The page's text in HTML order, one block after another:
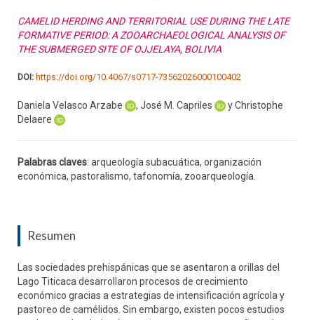
CAMELID HERDING AND TERRITORIAL USE DURING THE LATE
FORMATIVE PERIOD: A ZOOARCHAEOLOGICAL ANALYSIS OF
THE SUBMERGED SITE OF OJJELAYA, BOLIVIA
DOI: https://doi.org/10.4067/s0717-73562026000100402
Daniela Velasco Arzabe , José M. Capriles
y Christophe
Delaere
Palabras claves: arqueología subacuática, organización
económica, pastoralismo, tafonomía, zooarqueología.
Resumen
Las sociedades prehispánicas que se asentaron a orillas del
Lago Titicaca desarrollaron procesos de crecimiento
económico gracias a estrategias de intensificación agrícola y
pastoreo de camélidos. Sin embargo, existen pocos estudios